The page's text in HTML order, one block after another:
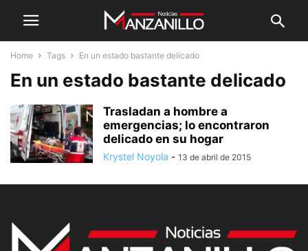
Home Tags En un estado bastante delicado
En un estado bastante delicado
Trasladan a hombre a
emergencias; lo encontraron
delicado en su hogar
Krystel Noyola - 13 de abril de 2015